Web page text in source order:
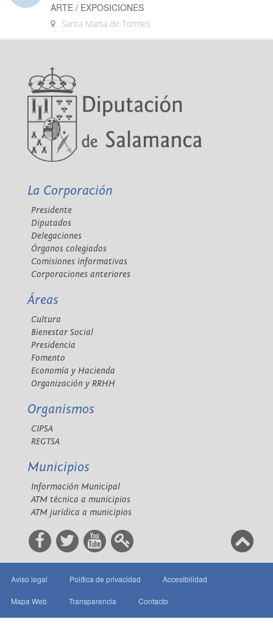
ARTE / EXPOSICIONES
Santa Marta de Tormes
La Corporación
Presidente
Diputados
Delegaciones
Órganos colegiados
Comisiones informativas
Corporaciones anteriores
Áreas
Cultura
Bienestar Social
Presidencia
Fomento
Economía y Hacienda
Organización y RRHH
Organismos
CIPSA
REGTSA
Municipios
Información Municipal
ATM técnica a municipios
ATM jurídica a municipios
Aviso legal Política de privacidad Accesibilidad
Mapa Web Transparencia Contacto